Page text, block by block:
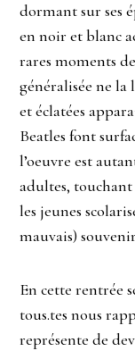
dormant sur ses
en noir et blanc
rares moments
généralisée ne la
et éclatées
Beatles font
l’oeuvre est
adultes,
les jeunes
mauvais)
En cette rentrée
tous.tes nous
représente de